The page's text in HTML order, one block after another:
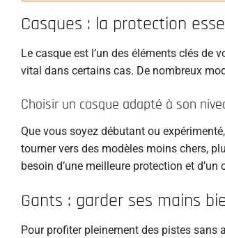
Casques : la protection
Le casque est l’un des éléments clés de
vital dans certains cas. De nombreux
Choisir un casque adapté à son
Que vous soyez débutant ou
tourner vers des modèles moins chers,
besoin d’une meilleure protection et
Gants : garder ses mains
Pour profiter pleinement des pistes sans